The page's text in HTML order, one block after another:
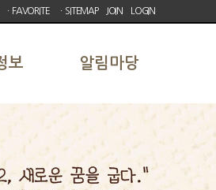
LOGIN
JOIN
ㆍSITEMAP
ㆍFAVORITE
보 알림마당